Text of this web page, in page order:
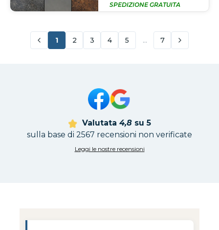
SPEDIZIONE GRATUITA
1 2 3 4 5 … 7
Valutata 4,8su 5
sulla base di 2567 recensioni non verificate
Leggi le nostre recensioni